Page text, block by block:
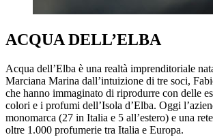
ACQUA DELL’ELBA
Acqua dell’Elba è una realtà imprenditoriale
Marciana Marina dall’intuizione di tre soci,
che hanno immaginato di riprodurre con delle
colori e i profumi dell’Isola d’Elba. Oggi
monomarca (27 in Italia e 5 all’estero) e una
oltre 1.000 profumerie tra Italia e Europa.